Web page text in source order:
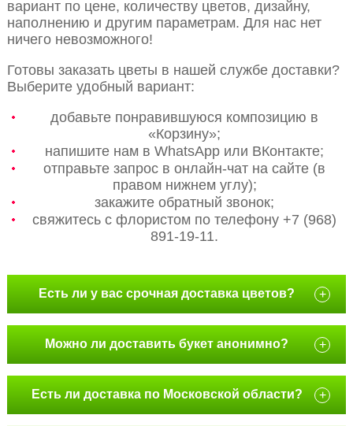
вариант по цене, количеству цветов, дизайну,
наполнению и другим параметрам. Для нас нет
ничего невозможного!
Готовы заказать цветы в нашей службе доставки?
Выберите удобный вариант:
добавьте понравившуюся композицию в
«Корзину»;
напишите нам в WhatsApp или ВКонтакте;
отправьте запрос в онлайн-чат на сайте (в
правом нижнем углу);
закажите обратный звонок;
свяжитесь с флористом по телефону +7 (968)
891-19-11.
Есть ли у вас срочная доставка цветов? +
Можно ли доставить букет анонимно? +
Есть ли доставка по Московской области? +